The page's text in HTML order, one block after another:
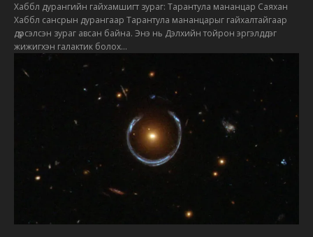
Хаббл дурангийн гайхамшигт зураг: Тарантула мананцар Саяхан
Хаббл сансрын дурангаар Тарантула мананцарыг гайхалтайгаар
дүрсэлсэн зураг авсан байна. Энэ нь Дэлхийн тойрон эргэлддэг
жижигхэн галактик болох...